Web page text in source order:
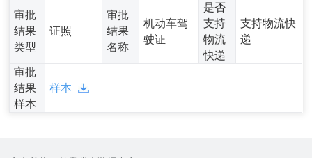
审批
结果
类型
证照
审批
结果
名称
机动车驾
驶证
是否
支持
物流
快递
支持物流快
递
审批
结果
样本
样本